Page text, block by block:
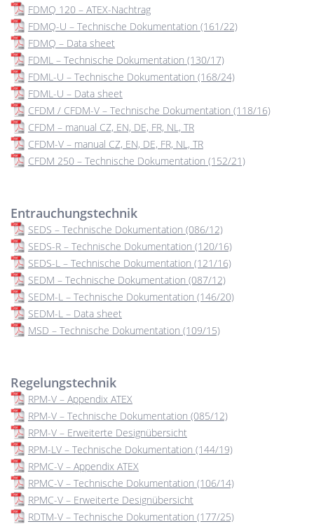
FDMQ 120 – ATEX-Nachtrag
FDMQ-U – Technische Dokumentation (161/22)
FDMQ – Data sheet
FDML – Technische Dokumentation (130/17)
FDML-U – Technische Dokumentation (168/24)
FDML-U – Data sheet
CFDM / CFDM-V – Technische Dokumentation (118/16)
CFDM – manual CZ, EN, DE, FR, NL, TR
CFDM-V – manual CZ, EN, DE, FR, NL, TR
CFDM 250 – Technische Dokumentation (152/21)
Entrauchungstechnik
SEDS – Technische Dokumentation (086/12)
SEDS-R – Technische Dokumentation (120/16)
SEDS-L – Technische Dokumentation (121/16)
SEDM – Technische Dokumentation (087/12)
SEDM-L – Technische Dokumentation (146/20)
SEDM-L – Data sheet
MSD – Technische Dokumentation (109/15)
Regelungstechnik
RPM-V – Appendix ATEX
RPM-V – Technische Dokumentation (085/12)
RPM-V – Erweiterte Designübersicht
RPM-LV – Technische Dokumentation (144/19)
RPMC-V – Appendix ATEX
RPMC-V – Technische Dokumentation (106/14)
RPMC-V – Erweiterte Designübersicht
RDTM-V – Technische Dokumentation (177/25)